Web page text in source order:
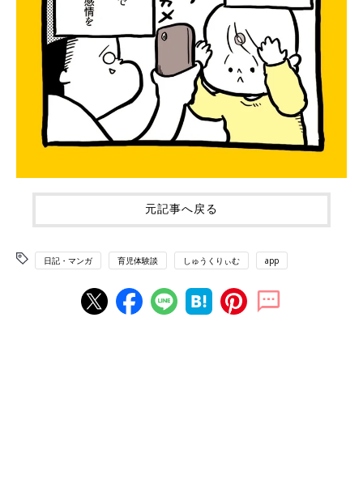
元記事へ戻る
日記・マンガ 育児体験談 しゅうくりぃむ app